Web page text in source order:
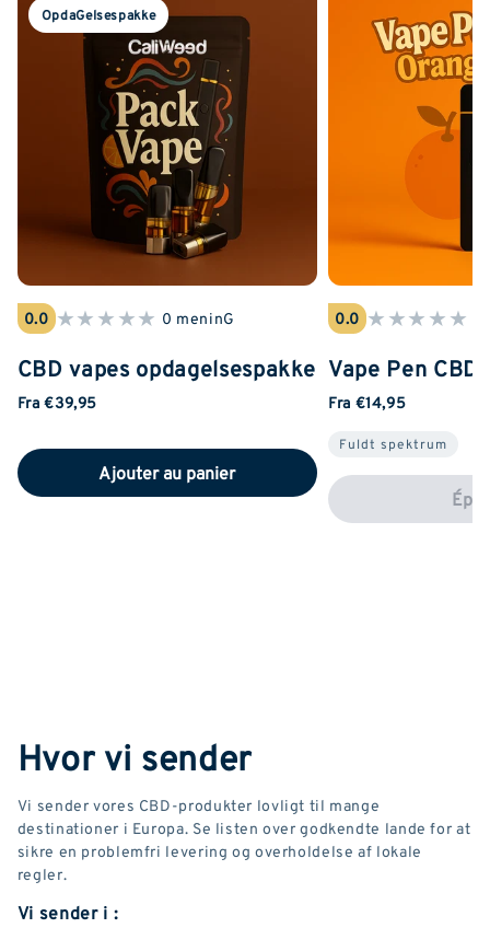
OpdaGelsespakke
0.0 ★★★★★ 0 meninG
CBD vapes opdagelsespakke
Fra €39,95
Ajouter au panier
0.0 ★★★★★
Vape Pen
Fra €14,95
Fuldt spektrum
Hvor vi sender
Vi sender vores CBD-produkter lovligt til mange
destinationer i Europa. Se listen over godkendte lande for at
sikre en problemfri levering og overholdelse af lokale
regler.
Vi sender i :